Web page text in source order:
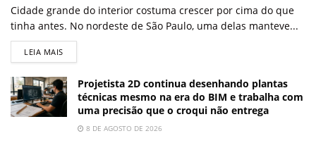
Cidade grande do interior costuma crescer por cima do que
tinha antes. No nordeste de São Paulo, uma delas manteve...
LEIA MAIS
Projetista 2D continua desenhando plantas
técnicas mesmo na era do BIM e trabalha com
uma precisão que o croqui não entrega
8 DE AGOSTO DE 2026